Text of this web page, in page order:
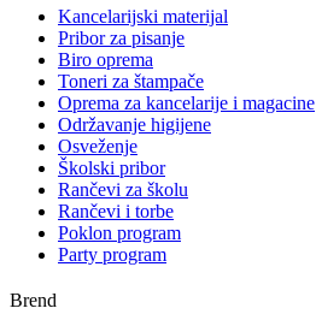
Kancelarijski materijal
Pribor za pisanje
Biro oprema
Toneri za štampače
Oprema za kancelarije i magacine
Održavanje higijene
Osveženje
Školski pribor
Rančevi za školu
Rančevi i torbe
Poklon program
Party program
Brend